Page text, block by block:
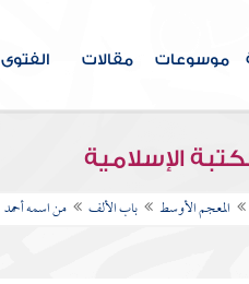
موسوعات مقالات الفتوى
الإسلامية
المعجم الأوسط باب الألف من اسمه أحمد
الألف
من اسمه أحمد